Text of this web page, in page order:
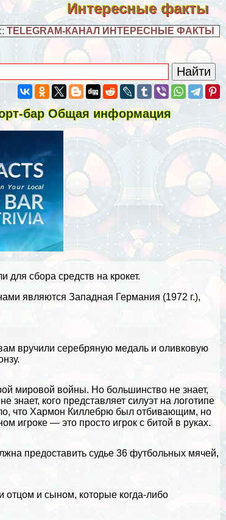
Интересные факты
:: TELEGRAM-КАНАЛ ИНТЕРЕСНЫЕ ФАКТЫ
бар Общая информация
сбора средств на крокет.
являются Западная Германия (1972 г.),
вручили серебряную медаль и оливковую
мировой войны. Но большинство не знает,
знает, кого представляет силуэт на логотипе
что Хармон Киллебрю был отбивающим, но
игроке — это просто игрок с битой в руках.
предоставить судье 36 футбольных мячей,
и сыном, которые когда-либо